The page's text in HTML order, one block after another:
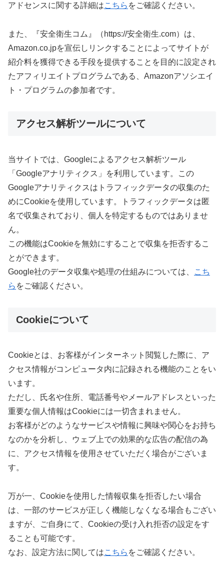
アドセンスに関する詳細はこちら をご確認ください。
また、『安全衛生コム』（https://安全衛生.com）は、
Amazon.co.jpを宣伝しリンクすることによってサイトが
紹介料を獲得できる手段を提供することを目的に設定され
たアフィリエイトプログラムである、Amazonアソシエイ
ト・プログラムの参加者です。
アクセス解析ツールについて
当サイトでは、Googleによるアクセス解析ツール
「Googleアナリティクス」を利用しています。この
Googleアナリティクスはトラフィックデータの収集のた
めにCookieを使用しています。トラフィックデータは匿
名で収集されており、個人を特定するものではありませ
ん。
この機能はCookieを無効にすることで収集を拒否するこ
とができます。
Google社のデータ収集や処理の仕組みについては、
こち
ら をご確認ください。
Cookieについて
Cookieとは、お客様がインターネット閲覧した際に、ア
クセス情報がコンピュータ内に記録される機能のことをい
います。
ただし、氏名や住所、電話番号やメールアドレスといった
重要な個人情報はCookieには一切含まれません。
お客様がどのようなサービスや情報に興味や関心をお持ち
なのかを分析し、ウェブ上での効果的な広告の配信の為
に、アクセス情報を使用させていただく場合がございま
す。
万が一、Cookieを使用した情報収集を拒否したい場合
は、一部のサービスが正しく機能しなくなる場合もござい
ますが、ご自身にて、Cookieの受け入れ拒否の設定をす
ることも可能です。
なお、設定方法に関してはこちら をご確認ください。